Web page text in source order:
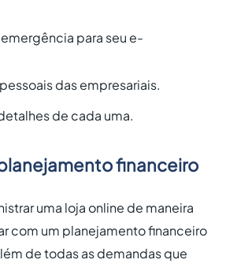
para seu e-
das empresariais.
de cada uma.
financeiro
uma loja online de maneira
com um planejamento financeiro
de todas as demandas que